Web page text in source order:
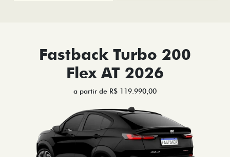
Fastback Turbo 200
Flex AT 2026
a partir de R$ 119.990,00